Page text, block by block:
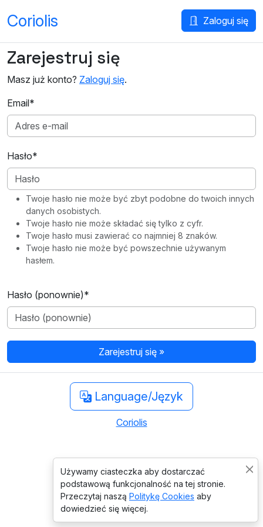
Coriolis Zaloguj się
Zarejestruj się
Masz już konto? Zaloguj się.
Email*
Hasło*
Twoje hasło nie może być zbyt podobne do twoich innych
danych osobistych.
Twoje hasło nie może składać się tylko z cyfr.
Twoje hasło musi zawierać co najmniej 8 znaków.
Twoje hasło nie może być powszechnie używanym
hasłem.
Hasło (ponownie)*
Zarejestruj się »
Language/Język
Coriolis
Używamy ciasteczka aby dostarczać
podstawową funkcjonalność na tej stronie.
Przeczytaj naszą Politykę Cookies aby
dowiedzieć się więcej.